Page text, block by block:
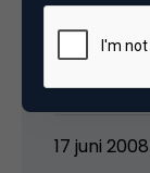
Ik denk
17 juni